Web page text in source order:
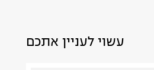
עשוי לעניין אתכם